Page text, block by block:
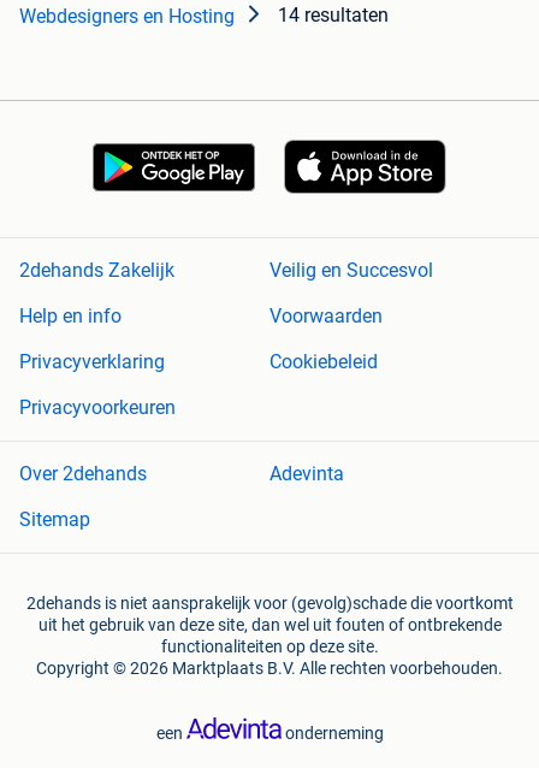
Webdesigners en Hosting 14 resultaten
2dehands Zakelijk
Veilig en Succesvol
Help en info
Voorwaarden
Privacyverklaring
Cookiebeleid
Privacyvoorkeuren
Over 2dehands
Adevinta
Sitemap
2dehands is niet aansprakelijk voor (gevolg)schade die voortkomt
uit het gebruik van deze site, dan wel uit fouten of ontbrekende
functionaliteiten op deze site.
Copyright © 2026 Marktplaats B.V. Alle rechten voorbehouden.
een onderneming